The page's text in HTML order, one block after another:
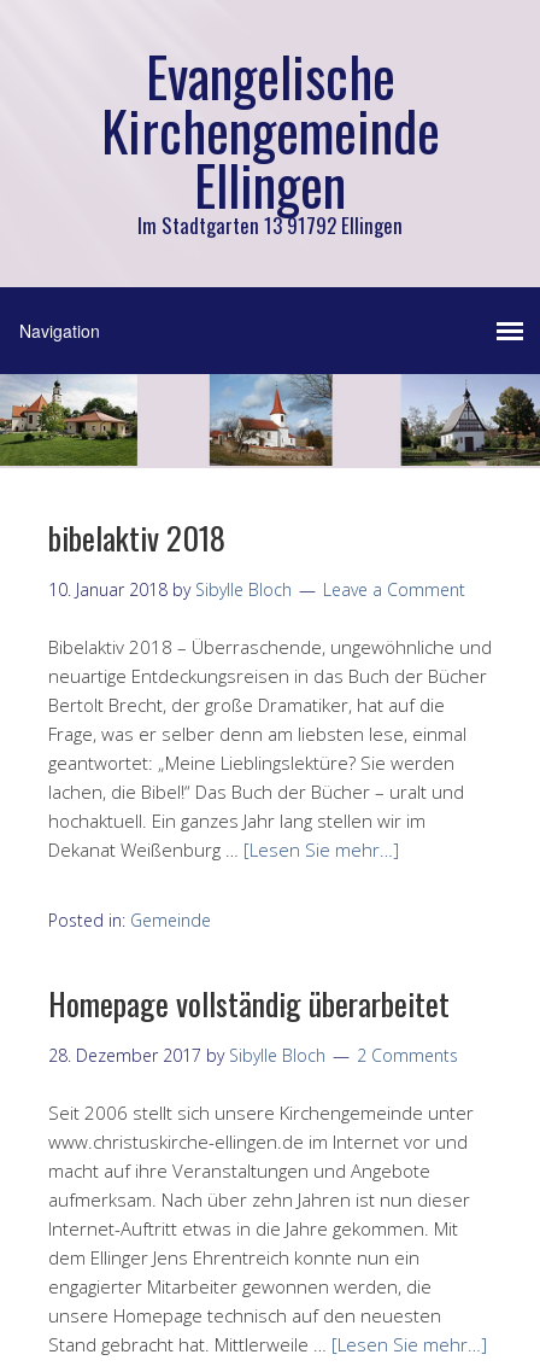
Evangelische
Kirchengemeinde
Ellingen
Im Stadtgarten 13 91792 Ellingen
bibelaktiv 2018
10. Januar 2018 by Sibylle Bloch Leave a Comment
Bibelaktiv 2018 – Überraschende, ungewöhnliche und
neuartige Entdeckungsreisen in das Buch der Bücher
Bertolt Brecht, der große Dramatiker, hat auf die
Frage, was er selber denn am liebsten lese, einmal
geantwortet: „Meine Lieblingslektüre? Sie werden
lachen, die Bibel!“ Das Buch der Bücher – uralt und
hochaktuell. Ein ganzes Jahr lang stellen wir im
Dekanat Weißenburg … [Lesen Sie mehr…]
Posted in: Gemeinde
Homepage vollständig überarbeitet
28. Dezember 2017 by Sibylle Bloch 2 Comments
Seit 2006 stellt sich unsere Kirchengemeinde unter
www.christuskirche-ellingen.de im Internet vor und
macht auf ihre Veranstaltungen und Angebote
aufmerksam. Nach über zehn Jahren ist nun dieser
Internet-Auftritt etwas in die Jahre gekommen. Mit
dem Ellinger Jens Ehrentreich konnte nun ein
engagierter Mitarbeiter gewonnen werden, die
unsere Homepage technisch auf den neuesten
Stand gebracht hat. Mittlerweile … [Lesen Sie mehr…]